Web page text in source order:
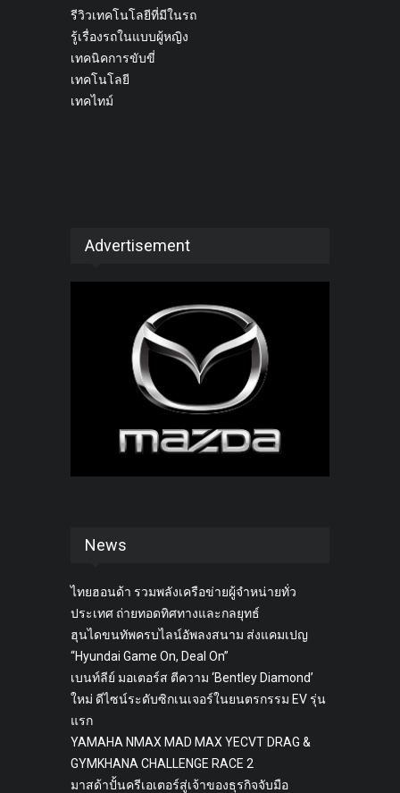
รีวิวเทคโนโลยีที่มีในรถ
รู้เรื่องรถในแบบผู้หญิง
เทคนิคการขับขี่
เทคโนโลยี
เทคไทม์
Advertisement
News
ไทยฮอนด้า รวมพลังเครือข่ายผู้จำหน่ายทั่ว
ประเทศ ถ่ายทอดทิศทางและกลยุทธ์
ฮุนไดขนทัพครบไลน์อัพลงสนาม ส่งแคมเปญ
“Hyundai Game On, Deal On”
เบนท์ลีย์ มอเตอร์ส ตีความ ‘Bentley Diamond’
ใหม่ ดีไซน์ระดับซิกเนเจอร์ในยนตรกรรม EV รุ่น
แรก
YAMAHA NMAX MAD MAX YECVT DRAG &
GYMKHANA CHALLENGE RACE 2
มาสด้าปั้นครีเอเตอร์สู่เจ้าของธุรกิจจับมือ